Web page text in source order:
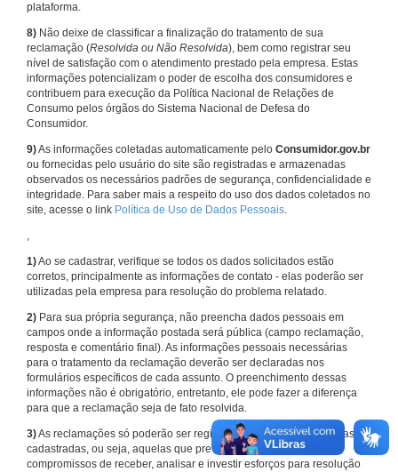
plataforma.
8) Não deixe de classificar a finalização do tratamento de sua
reclamação (Resolvida ou Não Resolvida), bem como registrar seu
nível de satisfação com o atendimento prestado pela empresa. Estas
informações potencializam o poder de escolha dos consumidores e
contribuem para execução da Política Nacional de Relações de
Consumo pelos órgãos do Sistema Nacional de Defesa do
Consumidor.
9)As informações coletadas automaticamente pelo Consumidor.gov.br
ou fornecidas pelo usuário do site são registradas e armazenadas
observados os necessários padrões de segurança, confidencialidade e
integridade. Para saber mais a respeito do uso dos dados coletados no
site, acesse o link Política de Uso de Dados Pessoais.
,
1)Ao se cadastrar, verifique se todos os dados solicitados estão
corretos, principalmente as informações de contato - elas poderão ser
utilizadas pela empresa para resolução do problema relatado.
2) Para sua própria segurança, não preencha dados pessoais em
campos onde a informação postada será pública (campo reclamação,
resposta e comentário final). As informações pessoais necessárias
para o tratamento da reclamação deverão ser declaradas nos
formulários específicos de cada assunto. O preenchimento dessas
informações não é obrigatório, entretanto, ele pode fazer a diferença
para que a reclamação seja de fato resolvida.
3)As reclamações só poderão ser registradas em face de empresas
cadastradas, ou seja, aquelas que previamente assumiram
compromissos de receber, analisar e investir esforços para resolução